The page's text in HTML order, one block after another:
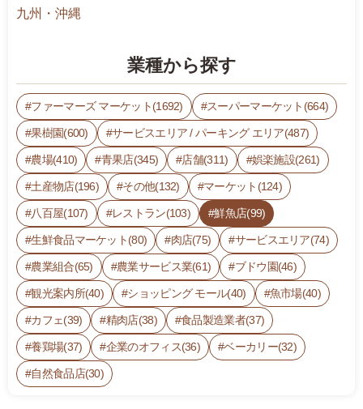
九州・沖縄
業種から探す
ファーマーズ マーケット(1692) スーパーマーケット(664)
果樹園(600) サービスエリア / パーキング エリア(487)
農場(410) 青果店(345) 店舗(311) 娯楽施設(261)
土産物店(196) その他(132) マーケット(124)
八百屋(107) レストラン(103) 鮮魚店(99)
生鮮食品マーケット(80) 肉店(75) サービスエリア(74)
農業組合(65) 農業サービス業(61) ブドウ園(46)
観光案内所(40) ショッピング モール(40) 魚市場(40)
カフェ(39) 精肉店(38) 食品製造業者(37)
養鶏場(37) 企業のオフィス(36) ベーカリー(32)
自然食品店(30)